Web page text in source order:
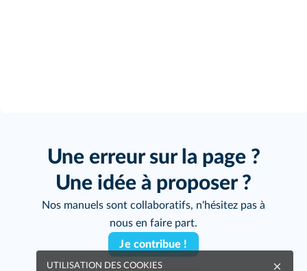
Une erreur sur la page ?
Une idée à proposer ?
Nos manuels sont collaboratifs, n'hésitez pas à
nous en faire part.
Je contribue !
UTILISATION DES COOKIES